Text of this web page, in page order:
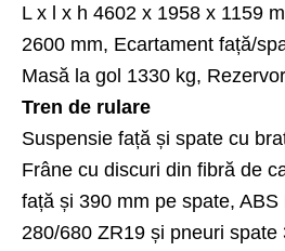
L x l x h 4602 x 1958 x 1159
2600 mm, Ecartament față/
Masă la gol 1330 kg,
Tren de rulare
Suspensie față și spate cu
Frâne cu discuri din fibră de
față și 390 mm pe spate,
280/680 ZR19 și pneuri spate